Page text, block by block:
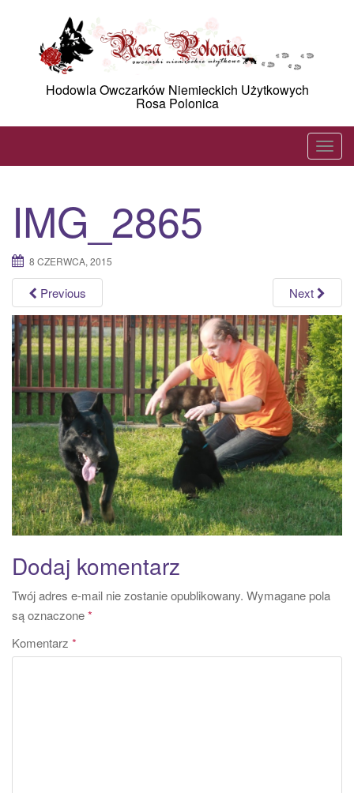
Hodowla Owczarków Niemieckich Użytkowych
Rosa Polonica
T
o
v
i
g
a
t
i
o
n
IMG_2865
8 CZERWCA, 2015
Previous Next
Dodaj komentarz
Twój adres e-mail nie zostanie opublikowany. Wymagane pola
są oznaczone*
Komentarz *